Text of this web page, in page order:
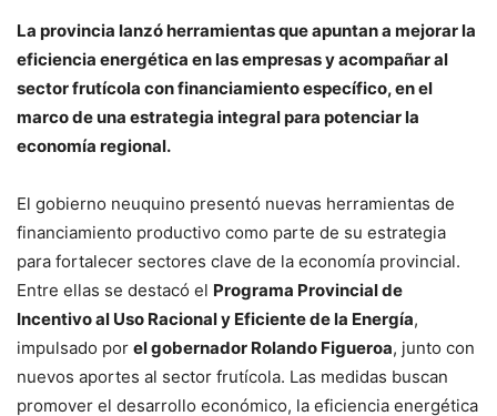
La provincia lanzó herramientas que apuntan a mejorar la
eficiencia energética en las empresas y acompañar al
sector frutícola con financiamiento específico, en el
marco de una estrategia integral para potenciar la
economía regional.
El gobierno neuquino presentó nuevas herramientas de
financiamiento productivo como parte de su estrategia
para fortalecer sectores clave de la economía provincial.
Entre ellas se destacó el Programa Provincial de
Incentivo al Uso Racional y Eficiente de la Energía,
impulsado por el gobernador Rolando Figueroa, junto con
nuevos aportes al sector frutícola. Las medidas buscan
promover el desarrollo económico, la eficiencia energética